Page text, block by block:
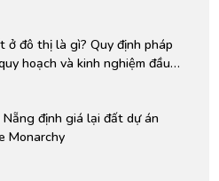
ở đô thị là gì? Quy định pháp
hoạch và kinh nghiệm đầu
định giá lại đất dự án
Monarchy